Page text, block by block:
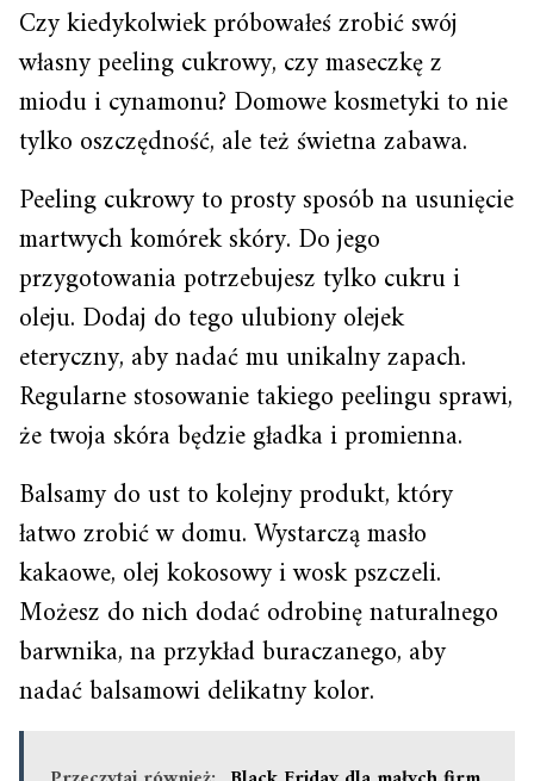
Czy kiedykolwiek próbowałeś zrobić swój
własny peeling cukrowy, czy maseczkę z
miodu i cynamonu? Domowe kosmetyki to nie
tylko oszczędność, ale też świetna zabawa.
Peeling cukrowy to prosty sposób na usunięcie
martwych komórek skóry. Do jego
przygotowania potrzebujesz tylko cukru i
oleju. Dodaj do tego ulubiony olejek
eteryczny, aby nadać mu unikalny zapach.
Regularne stosowanie takiego peelingu sprawi,
że twoja skóra będzie gładka i promienna.
Balsamy do ust to kolejny produkt, który
łatwo zrobić w domu. Wystarczą masło
kakaowe, olej kokosowy i wosk pszczeli.
Możesz do nich dodać odrobinę naturalnego
barwnika, na przykład buraczanego, aby
nadać balsamowi delikatny kolor.